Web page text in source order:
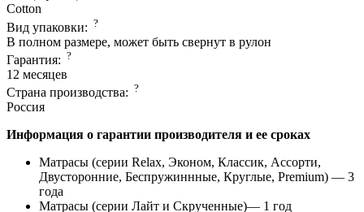
Cotton
Вид упаковки: ?
В полном размере, может быть свернут в рулон
Гарантия: ?
12 месяцев
Страна производcтва: ?
Россия
Информация о гарантии производителя и ее сроках
Матрасы (серии Relax, Эконом, Классик, Ассорти,
Двусторонние, Беспружиннные, Круглые, Premium) — 3
года
Матрасы (серии Лайт и Скрученные)— 1 год